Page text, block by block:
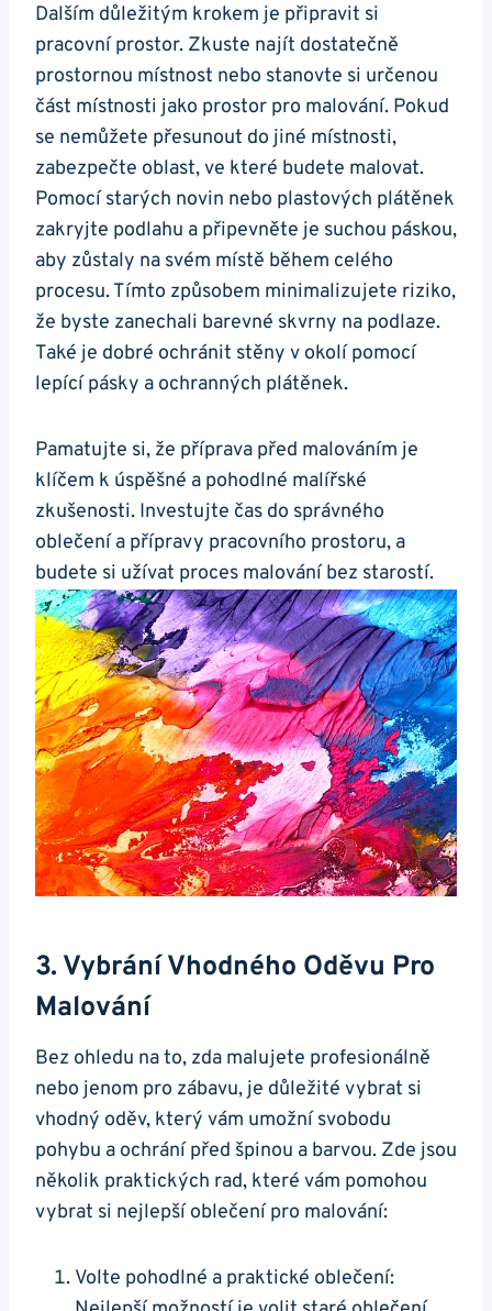
Dalším důležitým krokem je připravit si
pracovní prostor. Zkuste najít dostatečně
prostornou místnost nebo stanovte si určenou
část místnosti jako prostor pro malování. Pokud
se nemůžete přesunout do jiné místnosti,
zabezpečte oblast, ve které budete malovat.
Pomocí starých novin nebo plastových plátěnek
zakryjte podlahu a připevněte je suchou páskou,
aby zůstaly na svém místě během celého
procesu. Tímto způsobem minimalizujete riziko,
že byste zanechali barevné skvrny na podlaze.
Také je dobré ochránit stěny v okolí pomocí
lepící pásky a ochranných plátěnek.
Pamatujte si, že příprava před malováním je
klíčem k úspěšné a pohodlné malířské
zkušenosti. Investujte čas do správného
oblečení a přípravy pracovního prostoru, a
budete si užívat proces malování bez starostí.
3. Vybrání Vhodného Oděvu Pro
Malování
Bez ohledu na to, zda malujete profesionálně
nebo jenom pro zábavu, je důležité vybrat si
vhodný oděv, který vám umožní svobodu
pohybu a ochrání před špinou a barvou. Zde jsou
několik praktických rad, které vám pomohou
vybrat si nejlepší oblečení pro malování:
Volte pohodlné a praktické oblečení: